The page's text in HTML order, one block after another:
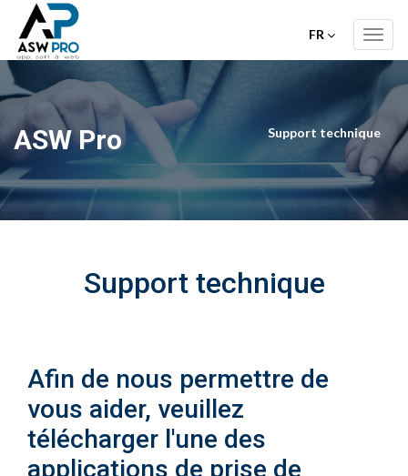
FR
ASW Pro Support technique
Support technique
Afin de nous permettre de
vous aider, veuillez
télécharger l'une des
applications de prise de